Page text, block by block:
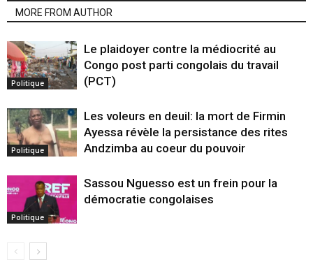
MORE FROM AUTHOR
Politique
Le plaidoyer contre la médiocrité au
Congo post parti congolais du travail
(PCT)
Politique
Les voleurs en deuil: la mort de Firmin
Ayessa révèle la persistance des rites
Andzimba au coeur du pouvoir
Politique
Sassou Nguesso est un frein pour la
démocratie congolaises